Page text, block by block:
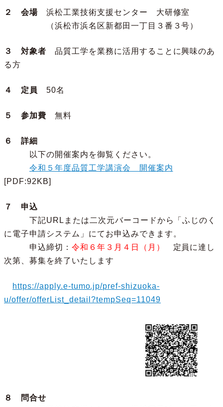
２ 会場浜松工業技術支援センター 大研修室
（浜松市浜名区新都田一丁目３番３号）
３ 対象者 品質工学を業務に活用することに興味のあ
る方
４ 定員 50名
５ 参加費 無料
６ 詳細
以下の開催案内を御覧ください。
令和５年度品質工学講演会 開催案内
[PDF:92KB]
７
申込
下記URLまたは二次元バーコードから「ふじのく
に電子申請システム」にてお申込みできます。
申込締切： 令和６年３月４日（月）
定員に達し
次第、募集を終了いたします
https://apply.e-tumo.jp/pref-shizuoka-
u/offer/offerList_detail?tempSeq=11049
８ 問合せ